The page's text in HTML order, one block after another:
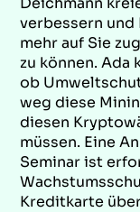
verbessern und
mehr auf Sie
zu können. Ada
ob
weg diese
diesen
müssen. Eine
Seminar ist
Kreditkarte